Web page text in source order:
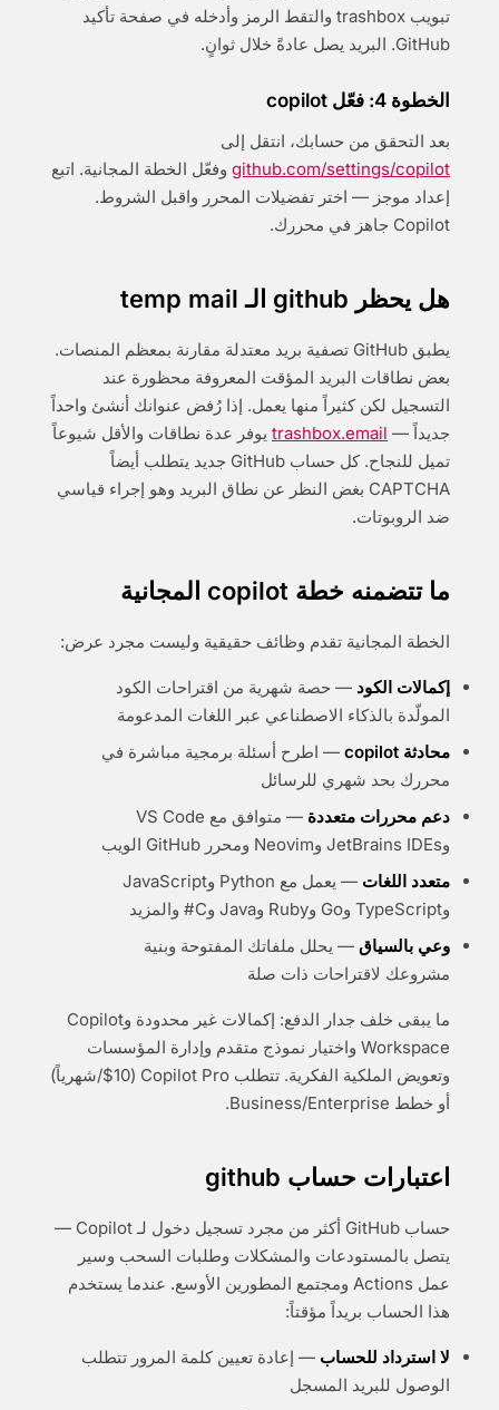
تبويب trashbox والتقط الرمز وأدخله في صفحة تأكيد
GitHub. البريد يصل عادةً خلال ثوانٍ.
الخطوة 4: فعّل copilot
بعد التحقق من حسابك، انتقل إلى
github.com/settings/copilot وفعّل الخطة المجانية. اتبع
إعداد موجز — اختر تفضيلات المحرر واقبل الشروط.
Copilot جاهز في محررك.
هل يحظر github الـ temp mail
يطبق GitHub تصفية بريد معتدلة مقارنة بمعظم المنصات.
بعض نطاقات البريد المؤقت المعروفة محظورة عند
التسجيل لكن كثيراً منها يعمل. إذا رُفض عنوانك أنشئ واحداً
جديداً — trashbox.email يوفر عدة نطاقات والأقل شيوعاً
تميل للنجاح. كل حساب GitHub جديد يتطلب أيضاً
CAPTCHA بغض النظر عن نطاق البريد وهو إجراء قياسي
ضد الروبوتات.
ما تتضمنه خطة copilot المجانية
الخطة المجانية تقدم وظائف حقيقية وليست مجرد عرض:
إكمالات الكود — حصة شهرية من اقتراحات الكود
المولّدة بالذكاء الاصطناعي عبر اللغات المدعومة
محادثة copilot
— اطرح أسئلة برمجية مباشرة في
محررك بحد شهري للرسائل
دعم محررات متعددة
— متوافق مع VS Code
وJetBrains IDEs وNeovim ومحرر GitHub الويب
متعدد اللغات
— يعمل مع Python وJavaScript
وTypeScript وGo وRuby وJava وC# والمزيد
وعي بالسياق — يحلل ملفاتك المفتوحة وبنية
مشروعك لاقتراحات ذات صلة
ما يبقى خلف جدار الدفع: إكمالات غير محدودة وCopilot
Workspace واختيار نموذج متقدم وإدارة المؤسسات
وتعويض الملكية الفكرية. تتطلب Copilot Pro ($10/شهرياً)
أو خطط Business/Enterprise.
اعتبارات حساب github
حساب GitHub أكثر من مجرد تسجيل دخول لـ Copilot —
يتصل بالمستودعات والمشكلات وطلبات السحب وسير
عمل Actions ومجتمع المطورين الأوسع. عندما يستخدم
هذا الحساب بريداً مؤقتاً:
لا استرداد للحساب — إعادة تعيين كلمة المرور تتطلب
الوصول للبريد المسجل